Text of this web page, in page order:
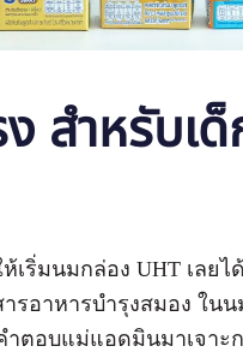
สำหรับเ
ริ่มนมกล่อง UHT เลยไ
อาหารบำรุงสมอง ในน
ตอบแม่แอดมินมาเจาะ